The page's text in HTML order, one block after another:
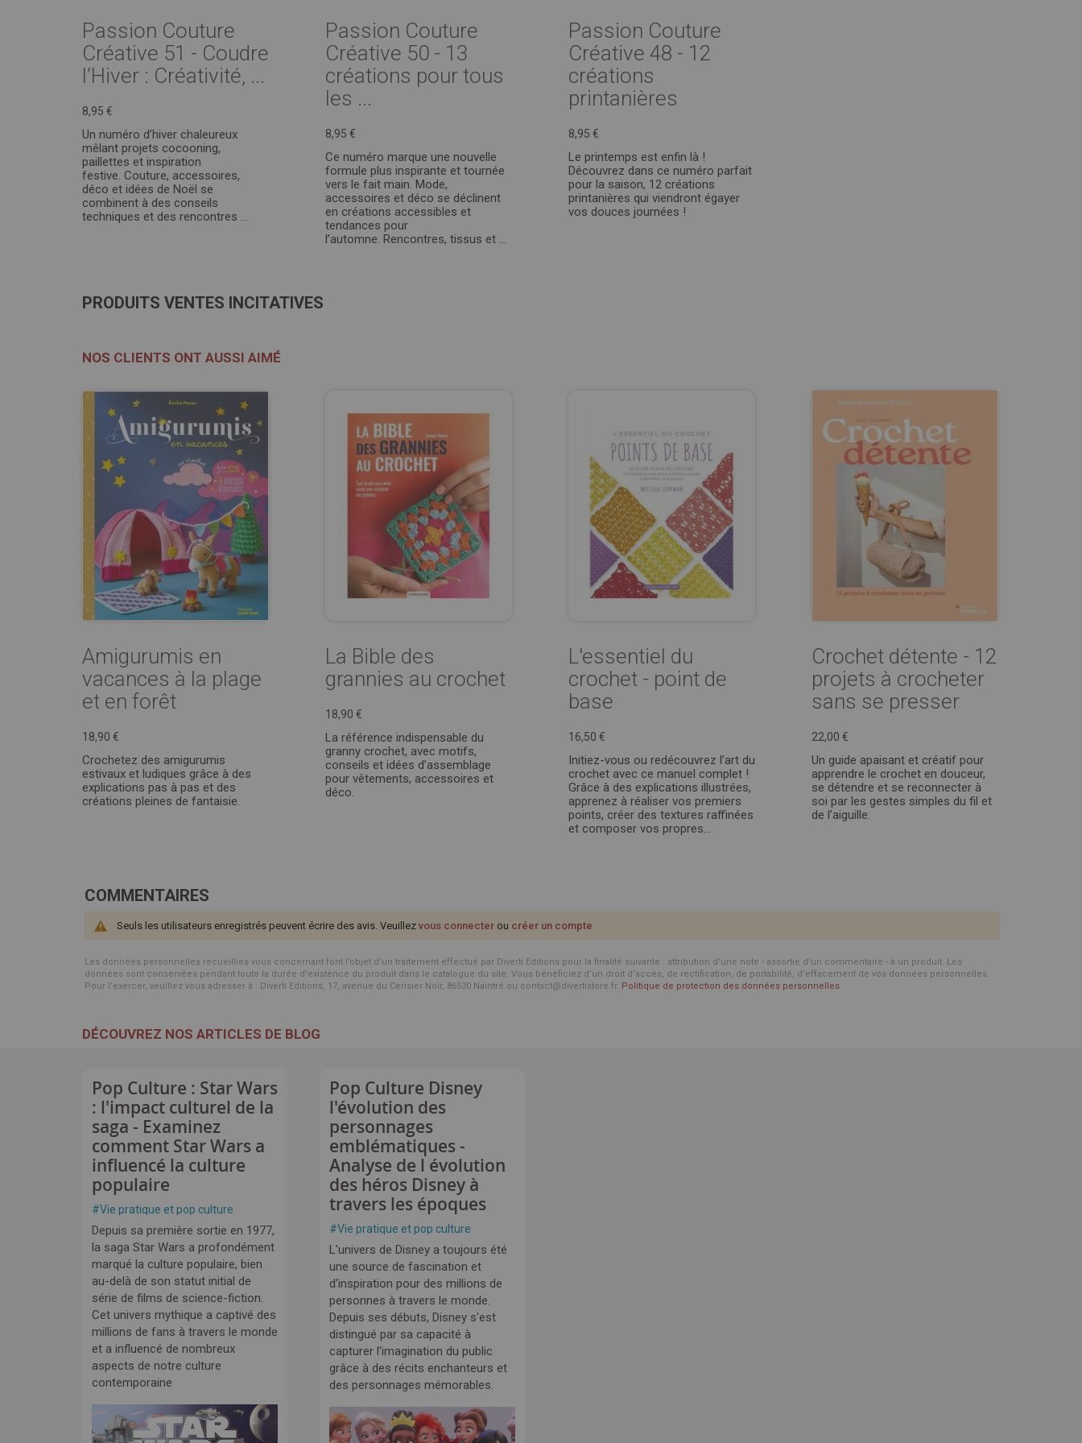
Passion Couture
Créative 51 - Coudre
l’Hiver : Créativité, ...
8,95 €
Un numéro d’hiver chaleureux
mêlant projets cocooning,
paillettes et inspiration
festive. Couture, accessoires,
déco et idées de Noël se
combinent à des conseils
techniques et des rencontres ...
Passion Couture
Créative 50 - 13
créations pour tous
les ...
8,95 €
Ce numéro marque une nouvelle
formule plus inspirante et tournée
vers le fait main. Mode,
accessoires et déco se déclinent
en créations accessibles et
tendances pour
l’automne. Rencontres, tissus et ...
Passion Couture
Créative 48 - 12
créations
printanières
8,95 €
Le printemps est enfin là !
Découvrez dans ce numéro parfait
pour la saison, 12 créations
printanières qui viendront égayer
vos douces journées !
PRODUITS VENTES INCITATIVES
NOS CLIENTS ONT AUSSI AIMÉ
Amigurumis en
vacances à la plage
et en forêt
18,90 €
Crochetez des amigurumis
estivaux et ludiques grâce à des
explications pas à pas et des
créations pleines de fantaisie.
La Bible des
grannies au crochet
18,90 €
La référence indispensable du
granny crochet, avec motifs,
conseils et idées d’assemblage
pour vêtements, accessoires et
déco.
L'essentiel du
crochet - point de
base
16,50 €
Initiez-vous ou redécouvrez l’art du
crochet avec ce manuel complet !
Grâce à des explications illustrées,
apprenez à réaliser vos premiers
points, créer des textures raffinées
et composer vos propres...
Crochet détente - 12
projets à crocheter
sans se presser
22,00 €
Un guide apaisant et créatif pour
apprendre le crochet en douceur,
se détendre et se reconnecter à
soi par les gestes simples du fil et
de l’aiguille.
COMMENTAIRES
Seuls les utilisateurs enregistrés peuvent écrire des avis. Veuillez vous connecter ou créer un compte
Les données personnelles recueillies vous concernant font l’objet d’un traitement effectué par Diverti Editions pour la finalité suivante : attribution d'une note - assortie d'un commentaire - à un produit. Les
données sont conservées pendant toute la durée d'existence du produit dans le catalogue du site. Vous bénéficiez d’un droit d’accès, de rectification, de portabilité, d’effacement de vos données personnelles.
Pour l’exercer, veuillez vous adresser à : Diverti Editions, 17, avenue du Cerisier Noir, 86530 Naintré ou contact@divertistore.fr. Politique de protection des données personnelles
DÉCOUVREZ NOS ARTICLES DE BLOG
Pop Culture : Star Wars
: l'impact culturel de la
saga - Examinez
comment Star Wars a
influencé la culture
populaire
#Vie pratique et pop culture
Depuis sa première sortie en 1977,
la saga Star Wars a profondément
marqué la culture populaire, bien
au-delà de son statut initial de
série de films de science-fiction.
Cet univers mythique a captivé des
millions de fans à travers le monde
et a influencé de nombreux
aspects de notre culture
contemporaine
Pop Culture Disney
l'évolution des
personnages
emblématiques -
Analyse de l évolution
des héros Disney à
travers les époques
#Vie pratique et pop culture
L'univers de Disney a toujours été
une source de fascination et
d'inspiration pour des millions de
personnes à travers le monde.
Depuis ses débuts, Disney s'est
distingué par sa capacité à
capturer l'imagination du public
grâce à des récits enchanteurs et
des personnages mémorables.